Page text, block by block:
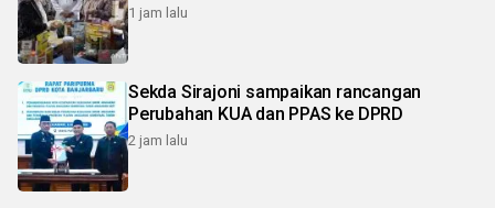
1 jam lalu
Sekda Sirajoni sampaikan rancangan
Perubahan KUA dan PPAS ke DPRD
2 jam lalu